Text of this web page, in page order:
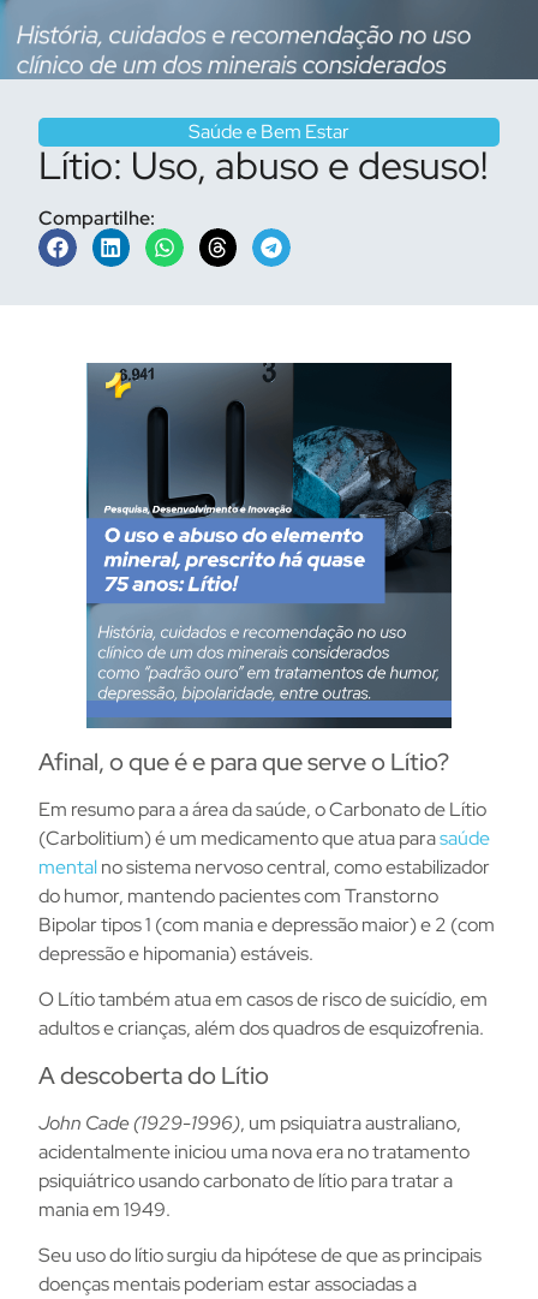
Saúde e Bem Estar
Lítio: Uso, abuso e desuso!
Compartilhe:
Afinal, o que é e para que serve o Lítio?
Em resumo para a área da saúde, o Carbonato de Lítio
(Carbolitium) é um medicamento que atua parasaúde
mentalno sistema nervoso central, como estabilizador
do humor, mantendo pacientes com Transtorno
Bipolar tipos 1 (com mania e depressão maior) e 2 (com
depressão e hipomania) estáveis.
O Lítio também atua em casos de risco de suicídio, em
adultos e crianças, além dos quadros de esquizofrenia.
A descoberta do Lítio
John Cade (1929-1996), um psiquiatra australiano,
acidentalmente iniciou uma nova era no tratamento
psiquiátrico usando carbonato de lítio para tratar a
mania em 1949.
Seu uso do lítio surgiu da hipótese de que as principais
doenças mentais poderiam estar associadas a